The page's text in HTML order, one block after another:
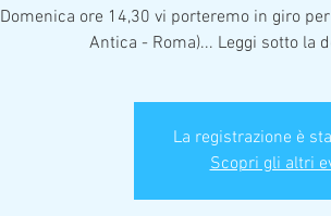
Domenica ore 14,30 vi porteremo in giro
La registrazione è
Scopri gli altri